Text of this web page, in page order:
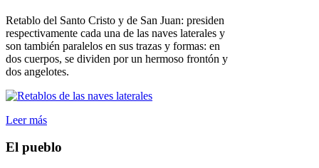
Retablo del Santo Cristo y de San Juan: presiden
respectivamente cada una de las naves laterales y
son también paralelos en sus trazas y formas: en
dos cuerpos, se dividen por un hermoso frontón y
dos angelotes.
Leer más
El pueblo